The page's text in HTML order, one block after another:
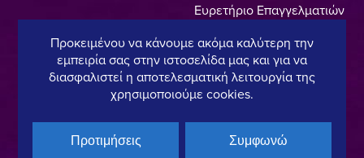
Ευρετήριο Επαγγελματιών
Made In Greece
Greek Facts
Επικοινωνία
Προκειμένου να κάνουμε ακόμα καλύτερη την
εμπειρία σας στην ιστοσελίδα μας και για να
διασφαλιστεί η αποτελεσματική λειτουργία της
χρησιμοποιούμε cookies.
Προτιμήσεις Συμφωνώ